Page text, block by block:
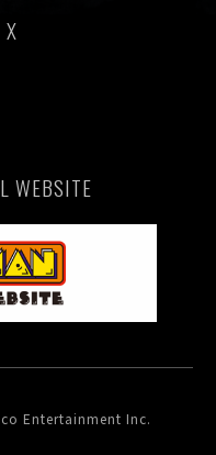
WEBSITE
Entertainment Inc.